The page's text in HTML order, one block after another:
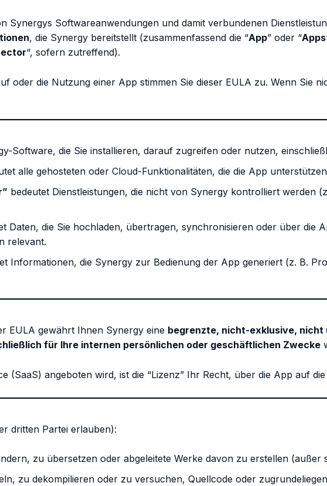
Synergys Softwareanwendungen und damit verbundenen
, die Synergy bereitstellt (zusammenfassend die “App” oder “Apps
“, sofern zutreffend).
oder die Nutzung einer App stimmen Sie dieser EULA zu. Wenn Sie
Software, die Sie installieren, darauf zugreifen oder nutzen,
alle gehosteten oder Cloud-Funktionalitäten, die die App
bedeutet Dienstleistungen, die nicht von Synergy kontrolliert werden
Daten, die Sie hochladen, übertragen, synchronisieren oder über die
relevant.
Informationen, die Synergy zur Bedienung der App generiert (z. B.
EULA gewährt Ihnen Synergy eine begrenzte, nicht-exklusive,
für Ihre internen persönlichen oder geschäftlichen Zwecke
(SaaS) angeboten wird, ist die “Lizenz” Ihr Recht, über die App auf
dritten Partei erlauben):
zu übersetzen oder abgeleitete Werke davon zu erstellen (außer
zu dekompilieren oder zu versuchen, Quellcode oder